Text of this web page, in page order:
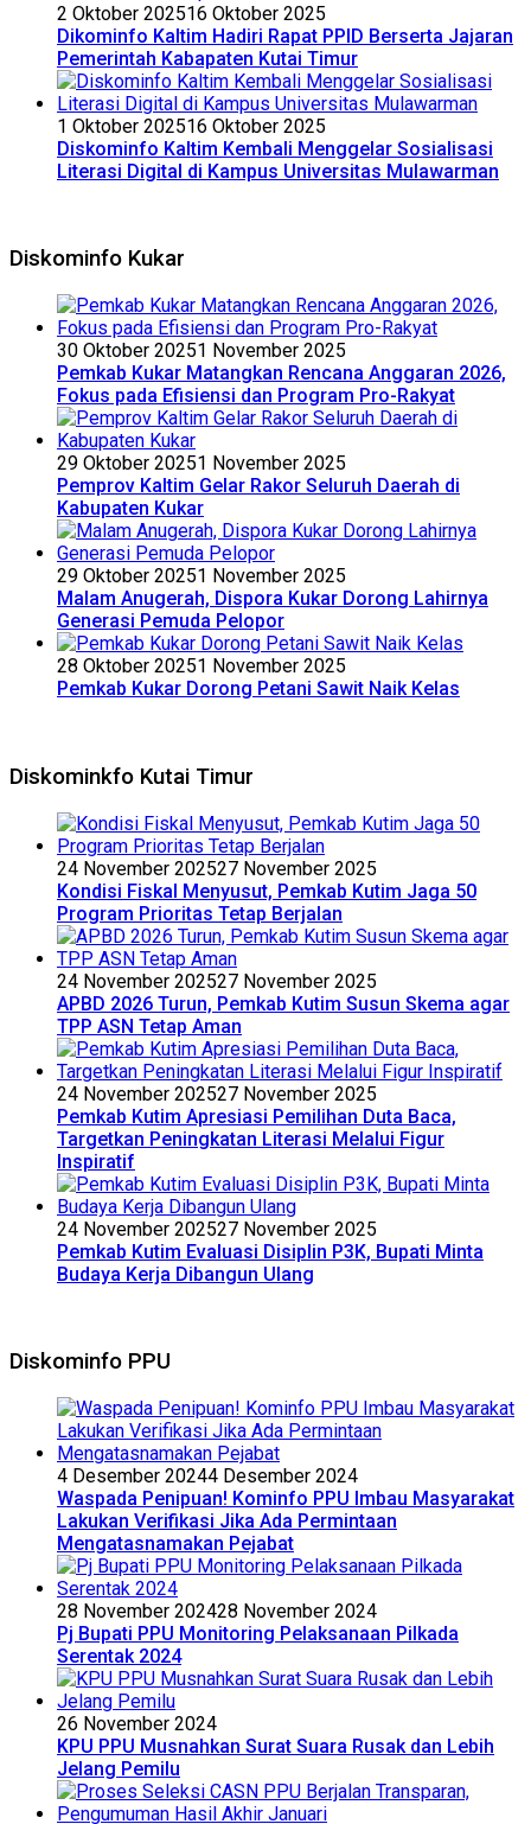
2 Oktober 202516 Oktober 2025
Dikominfo Kaltim Hadiri Rapat PPID Berserta Jajaran
Pemerintah Kabapaten Kutai Timur
1 Oktober 202516 Oktober 2025
Diskominfo Kaltim Kembali Menggelar Sosialisasi
Literasi Digital di Kampus Universitas Mulawarman
Diskominfo Kukar
30 Oktober 20251 November 2025
Pemkab Kukar Matangkan Rencana Anggaran 2026,
Fokus pada Efisiensi dan Program Pro-Rakyat
29 Oktober 20251 November 2025
Pemprov Kaltim Gelar Rakor Seluruh Daerah di
Kabupaten Kukar
29 Oktober 20251 November 2025
Malam Anugerah, Dispora Kukar Dorong Lahirnya
Generasi Pemuda Pelopor
28 Oktober 20251 November 2025
Pemkab Kukar Dorong Petani Sawit Naik Kelas
Diskominkfo Kutai Timur
24 November 202527 November 2025
Kondisi Fiskal Menyusut, Pemkab Kutim Jaga 50
Program Prioritas Tetap Berjalan
24 November 202527 November 2025
APBD 2026 Turun, Pemkab Kutim Susun Skema agar
TPP ASN Tetap Aman
24 November 202527 November 2025
Pemkab Kutim Apresiasi Pemilihan Duta Baca,
Targetkan Peningkatan Literasi Melalui Figur
Inspiratif
24 November 202527 November 2025
Pemkab Kutim Evaluasi Disiplin P3K, Bupati Minta
Budaya Kerja Dibangun Ulang
Diskominfo PPU
4 Desember 20244 Desember 2024
Waspada Penipuan! Kominfo PPU Imbau Masyarakat
Lakukan Verifikasi Jika Ada Permintaan
Mengatasnamakan Pejabat
28 November 202428 November 2024
Pj Bupati PPU Monitoring Pelaksanaan Pilkada
Serentak 2024
26 November 2024
KPU PPU Musnahkan Surat Suara Rusak dan Lebih
Jelang Pemilu